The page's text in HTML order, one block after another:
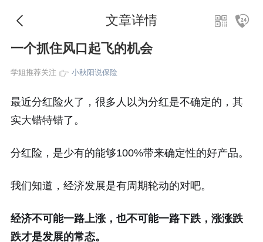
文章详情
一个抓住风口起飞的机会
学姐推荐关注 小秋阳说保险
最近分红险火了，很多人以为分红是不确定的，其
实大错特错了。
分红险，是少有的能够100%带来确定性的好产品。
我们知道，经济发展是有周期轮动的对吧。
经济不可能一路上涨，也不可能一路下跌，涨涨跌
跌才是发展的常态。